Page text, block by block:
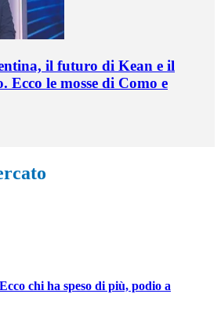
il futuro di Kean e il
Ecco le mosse di Como e
chi ha speso di più, podio a